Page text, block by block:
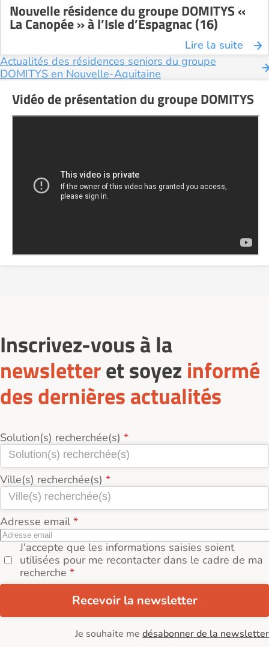
Nouvelle résidence du groupe DOMITYS «
La Canopée » à l’Isle d’Espagnac (16)
Lire la suite
Actualités des résidences seniors du groupe
DOMITYS en Nouvelle-Aquitaine
Vidéo de présentation du groupe DOMITYS
Inscrivez-vous à la
newsletteret soyez informé
des dernières actualités
Solution(s) recherchée(s)
Ville(s) recherchée(s)
Adresse email
J'accepte que les informations saisies soient
utilisées pour me recontacter dans le cadre de ma
recherche
Recevoir la newsletter
Je souhaite me désabonner de la newsletter